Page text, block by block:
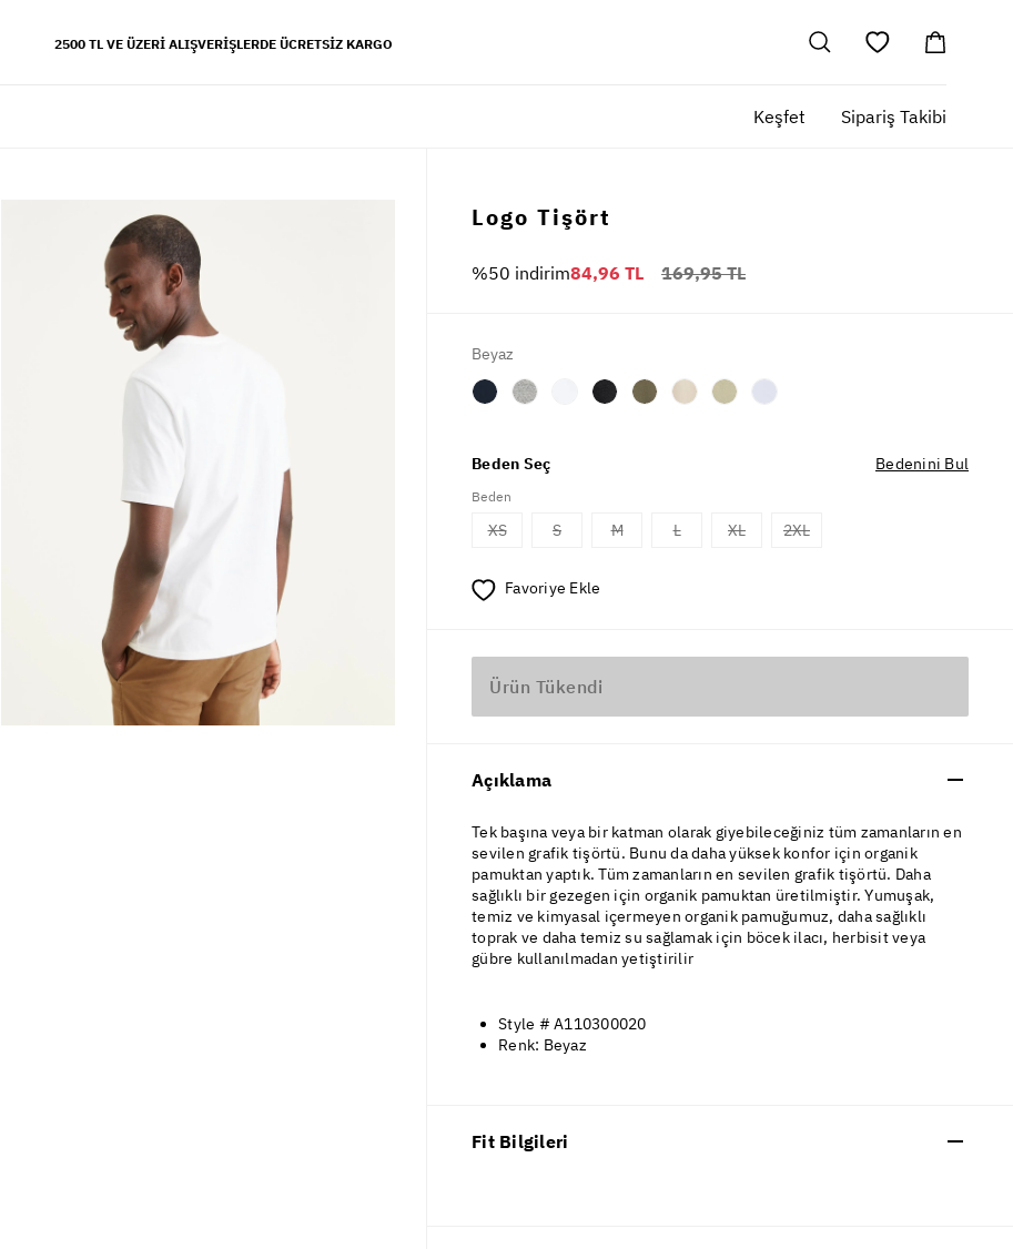
2500 TL VE ÜZERI ALIŞVERIŞLERDE ÜCRETSIZ KARGO
Keşfet Sipariş Takibi
yaz koleksiyonu
Logo Tişört
169,95 TL
%50 indirim84,96 TL
Beyaz
Beden Seç Bedenini Bul
Beden
XS S M L XL 2XL
Favoriye Ekle
Ürün Tükendi
Açıklama
Tek başına veya bir katman olarak giyebileceğiniz tüm zamanların en
sevilen grafik tişörtü. Bunu da daha yüksek konfor için organik
pamuktan yaptık. Tüm zamanların en sevilen grafik tişörtü. Daha
sağlıklı bir gezegen için organik pamuktan üretilmiştir. Yumuşak,
temiz ve kimyasal içermeyen organik pamuğumuz, daha sağlıklı
toprak ve daha temiz su sağlamak için böcek ilacı, herbisit veya
gübre kullanılmadan yetiştirilir
Style # A110300020
Renk: Beyaz
Fit Bilgileri